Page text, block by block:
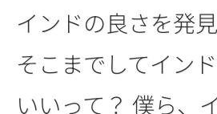
インドの良さを発
そこまでしてイン
いいって？ 僕ら、